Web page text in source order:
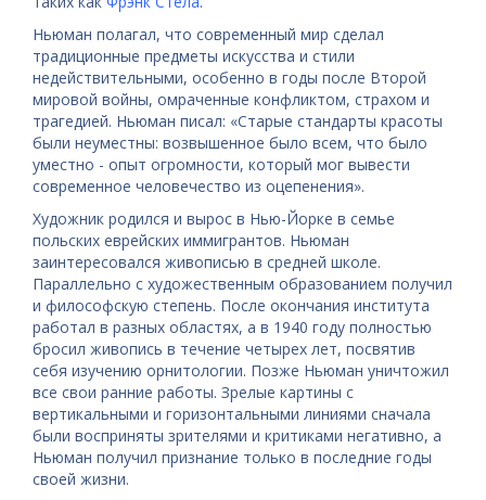
Ньюман полагал, что современный мир сделал
традиционные предметы искусства и стили
недействительными, особенно в годы после Второй
мировой войны, омраченные конфликтом, страхом и
трагедией. Ньюман писал: «Старые стандарты красоты
были неуместны: возвышенное было всем, что было
уместно - опыт огромности, который мог вывести
современное человечество из оцепенения».
Художник родился и вырос в Нью-Йорке в семье
польских еврейских иммигрантов. Ньюман
заинтересовался живописью в средней школе.
Параллельно с художественным образованием получил
и философскую степень. После окончания института
работал в разных областях, а в 1940 году полностью
бросил живопись в течение четырех лет, посвятив
себя изучению орнитологии. Позже Ньюман уничтожил
все свои ранние работы. Зрелые картины с
вертикальными и горизонтальными линиями сначала
были восприняты зрителями и критиками негативно, а
Ньюман получил признание только в последние годы
своей жизни.